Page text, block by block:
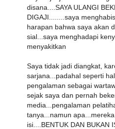
disana....SAYA ULANGI
DIGAJI........saya
harapan bahwa saya akan
sial...saya menghadapi
menyakitkan
Saya tidak jadi diangkat,
sarjana...padahal seperti
pengalaman sebagai
sejak saya dan pernah
media...pengalaman
tanya...namun
isi....BENTUK DAN BUKAN